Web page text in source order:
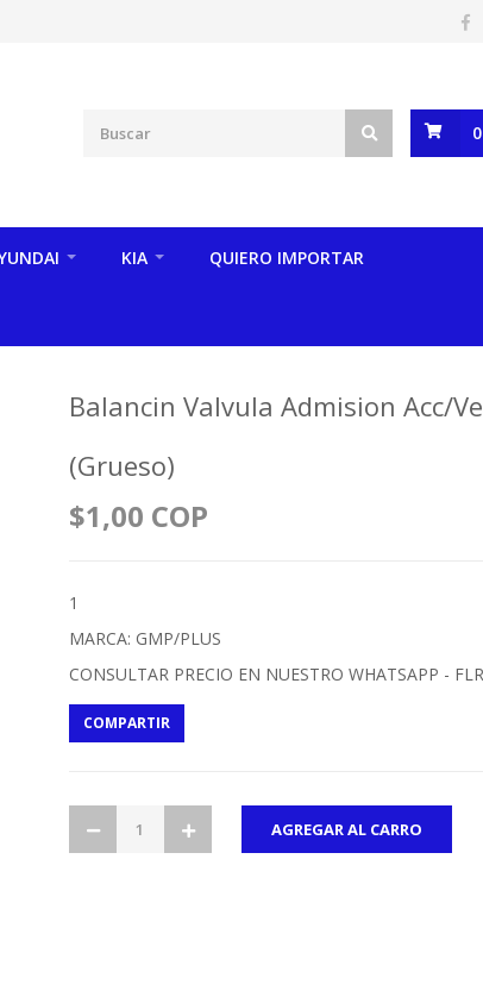
0
KIA QUIERO IMPORTAR
Balancin Valvula Admision Acc/
(Grueso)
$1,00 COP
1
MARCA: GMP/PLUS
CONSULTAR PRECIO EN NUESTRO WHATSAPP - FLR
COMPARTIR